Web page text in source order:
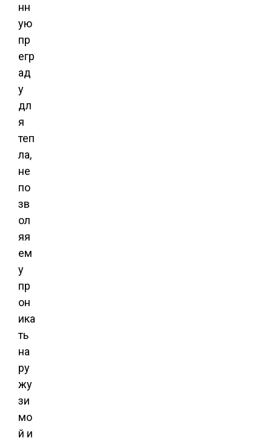
нн
ую
пр
егр
ад
у
дл
я
теп
ла,
не
по
зв
ол
яя
ем
у
пр
он
ика
ть
на
ру
жу
зи
мо
й и